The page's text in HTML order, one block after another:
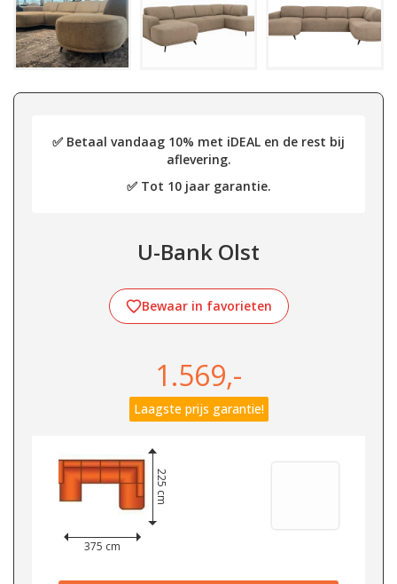
✅ Betaal vandaag 10% met iDEAL en de rest bij
aflevering.
✅ Tot 10 jaar garantie.
U-Bank Olst
Bewaar in favorieten
1.569,-
Laagste prijs garantie!
375 cm
225 cm